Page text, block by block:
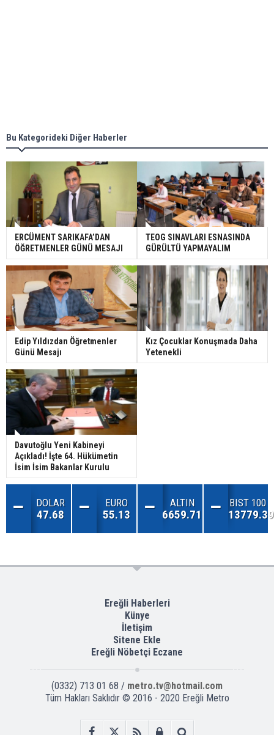
Bu Kategorideki Diğer Haberler
ERCÜMENT SARIKAFA’DAN
ÖĞRETMENLER GÜNÜ MESAJI
TEOG SINAVLARI ESNASINDA
GÜRÜLTÜ YAPMAYALIM
Edip Yıldızdan Öğretmenler
Günü Mesajı
Kız Çocuklar Konuşmada Daha
Yetenekli
Davutoğlu Yeni Kabineyi
Açıkladı! İşte 64. Hükümetin
İsim İsim Bakanlar Kurulu
DOLAR
47.68
EURO
55.13
ALTIN
6659.71
BIST 100
13779.39
Ereğli Haberleri
Künye
İletişim
Sitene Ekle
Ereğli Nöbetçi Eczane
(0332) 713 01 68 / metro.tv@hotmail.com
Tüm Hakları Saklıdır © 2016 - 2020 Ereğli Metro